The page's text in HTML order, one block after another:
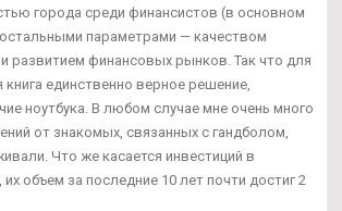
города среди финансистов (в основном
остальными параметрами — качеством
развитием финансовых рынков. Так что для
единственно верное решение,
ноутбука. В любом случае мне очень много
от знакомых, связанных с гандболом,
Что же касается инвестиций в
объем за последние 10 лет почти достиг 2